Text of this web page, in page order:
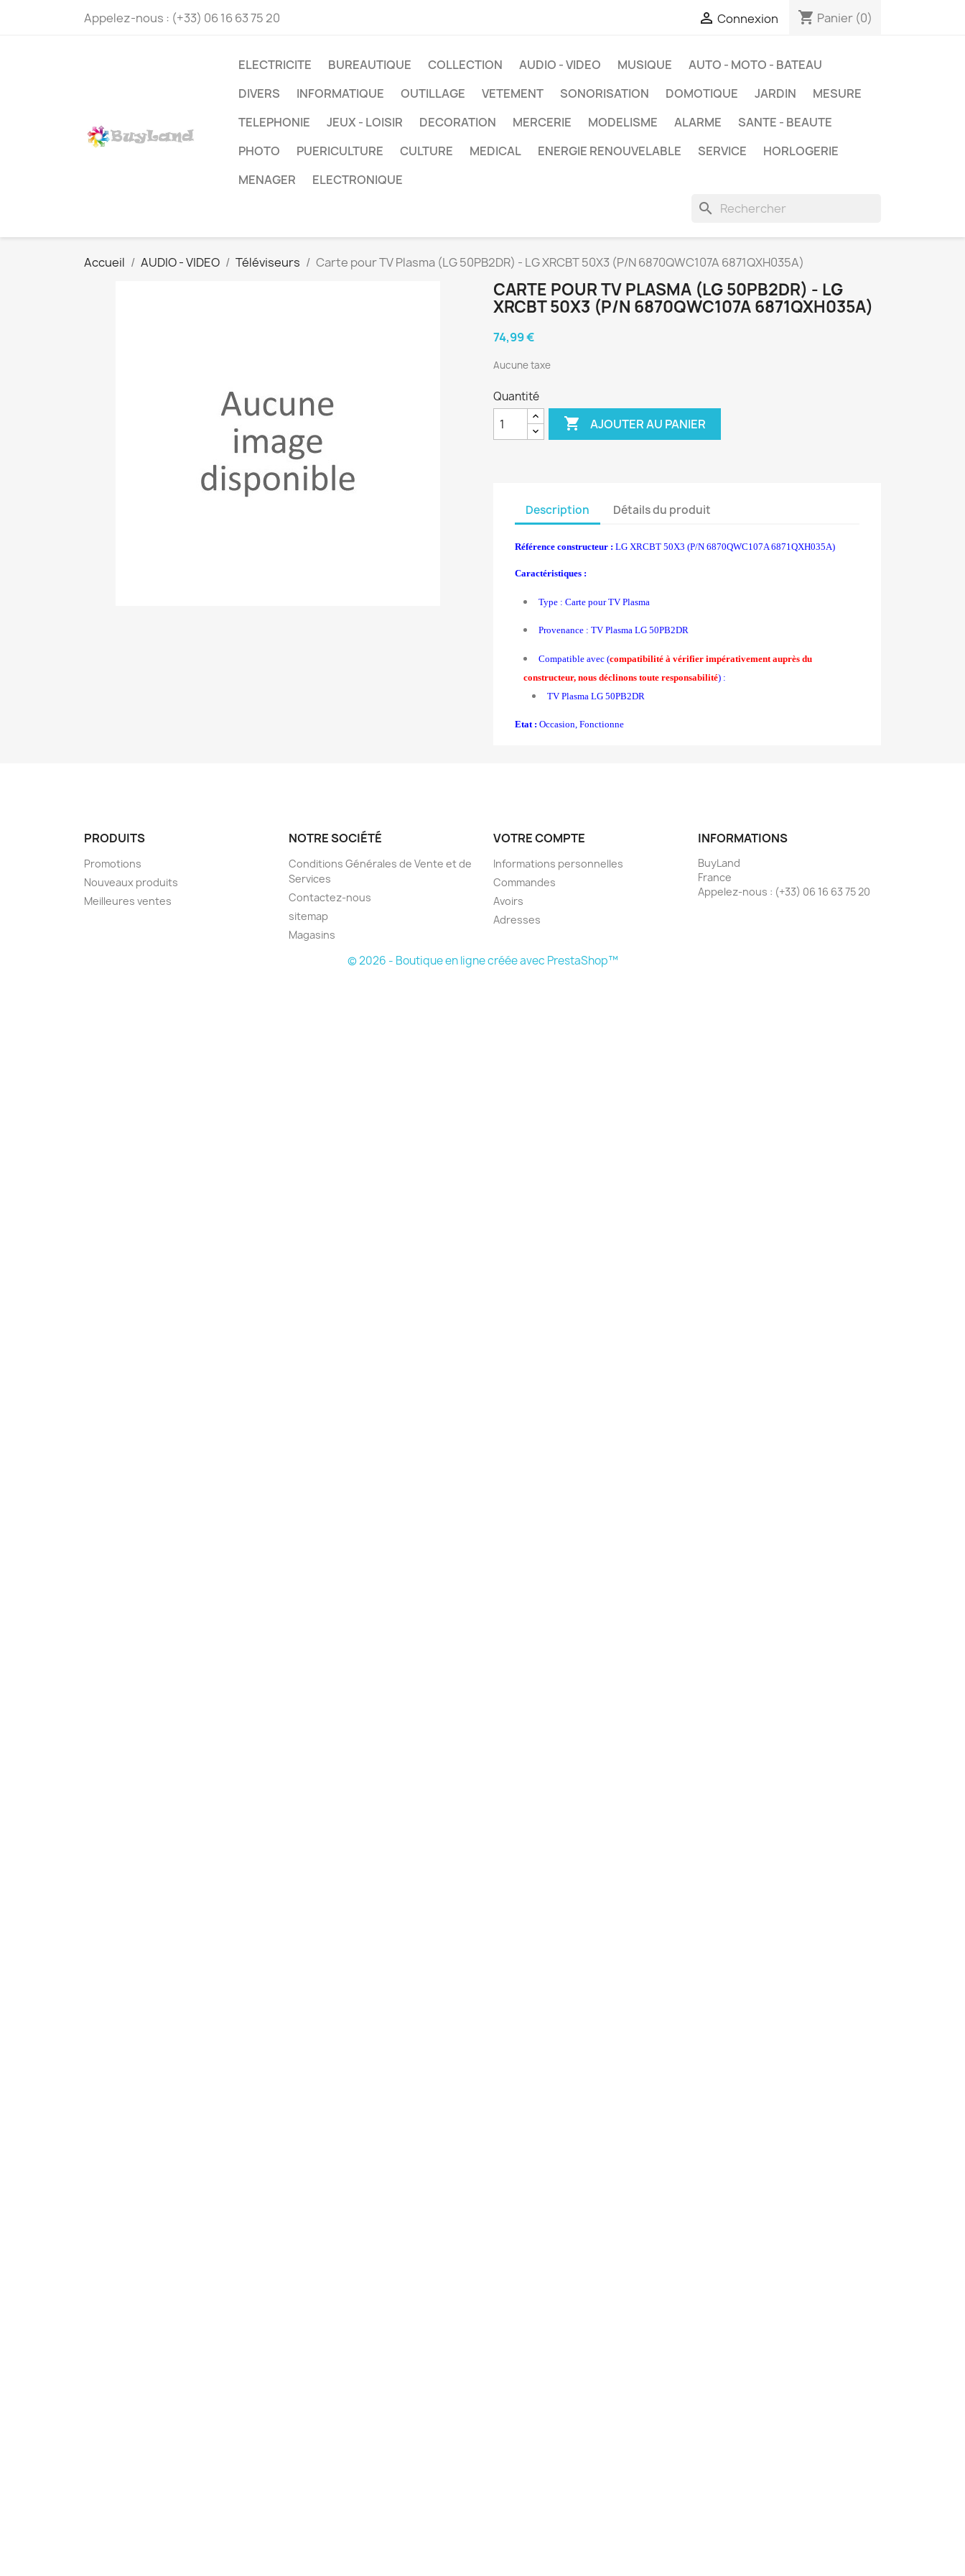
Appelez-nous : (+33) 06 16 63 75 20  Connexion shopping_cart Panier (0)
ELECTRICITE BUREAUTIQUE COLLECTION AUDIO - VIDEO MUSIQUE
AUTO - MOTO - BATEAU
DIVERS
INFORMATIQUE OUTILLAGE VETEMENT SONORISATION DOMOTIQUE JARDIN
MESURE
TELEPHONIE
JEUX - LOISIR DECORATION MERCERIE MODELISME ALARME
SANTE - BEAUTE
PHOTO
PUERICULTURE CULTURE MEDICAL ENERGIE RENOUVELABLE SERVICE
HORLOGERIE
MENAGER
ELECTRONIQUE
search
Accueil AUDIO - VIDEO Téléviseurs Carte pour TV Plasma (LG 50PB2DR) - LG XRCBT 50X3 (P/N 6870QWC107A 6871QXH035A)
CARTE POUR TV PLASMA (LG 50PB2DR) - LG
XRCBT 50X3 (P/N 6870QWC107A 6871QXH035A)
74,99 €
Aucune taxe
Quantité
 AJOUTER AU PANIER
Description Détails du produit
Référence constructeur : LG XRCBT 50X3 (P/N 6870QWC107A 6871QXH035A)
Caractéristiques :
Type : Carte pour TV Plasma
Provenance : TV Plasma LG 50PB2DR
Compatible avec (compatibilité à vérifier impérativement auprès du
constructeur, nous déclinons toute responsabilité) :
TV Plasma LG 50PB2DR
Etat : Occasion, Fonctionne
PRODUITS
Promotions
Nouveaux produits
Meilleures ventes
NOTRE SOCIÉTÉ
Conditions Générales de Vente et de
Services
Contactez-nous
sitemap
Magasins
VOTRE COMPTE
Informations personnelles
Commandes
Avoirs
Adresses
INFORMATIONS
BuyLand
France
Appelez-nous : (+33) 06 16 63 75 20
© 2026 - Boutique en ligne créée avec PrestaShop™